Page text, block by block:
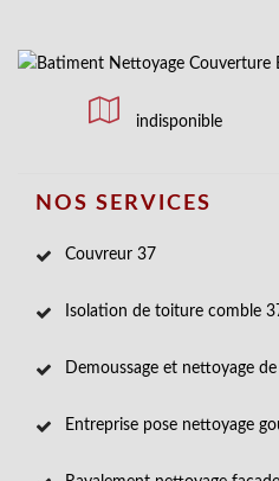
indisponible
NOS SERVICES
Couvreur 37
Isolation de toiture comble
Demoussage et nettoyage
Entreprise pose nettoyage